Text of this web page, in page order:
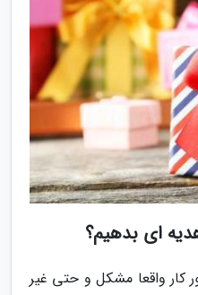
ای بدهیم؟
کار واقعا مشکل و حتی غیر